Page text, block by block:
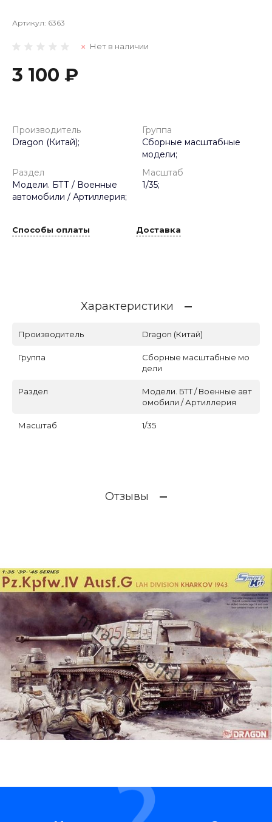
Артикул: 6363
Нет в наличии
3 100 ₽
Производитель
Dragon (Китай);
Группа
Сборные масштабные
модели;
Раздел
Модели. БТТ / Военные
автомобили / Артиллерия;
Масштаб
1/35;
Способы оплаты Доставка
Характеристики
Производитель Dragon (Китай)
Группа
Сборные масштабные мо
дели
Раздел
Модели. БТТ / Военные авт
омобили / Артиллерия
Масштаб 1/35
Отзывы